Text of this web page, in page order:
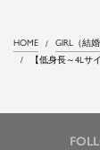
HOME GIRL（結
【低身長～4L